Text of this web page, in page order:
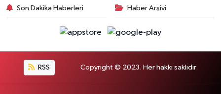
Son Dakika Haberleri Haber Arşivi
RSS Copyright © 2023. Her hakkı saklıdır.